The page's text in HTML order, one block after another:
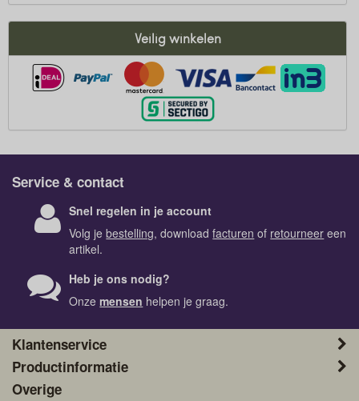
Veilig winkelen
Service & contact
Snel regelen in je account
Volg jebestelling, downloadfacturen of retourneer een
artikel.
Heb je ons nodig?
Onzemensen helpen je graag.
Klantenservice
Productinformatie
Overige